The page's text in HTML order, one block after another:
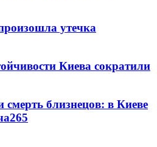
утечка
Киева сократили
близнецов: в Киеве
265